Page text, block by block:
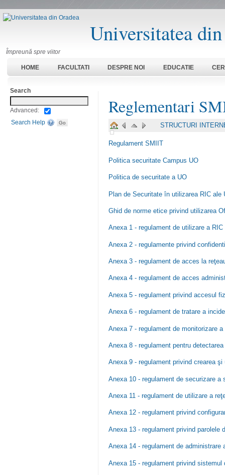
Universitatea
Împreună spre viitor
HOME FACULTATI DESPRE NOI EDUCATIE
Reglementari
STRUCTURI
Regulament SMIIT
Politica securitate Campus UO
Politica de securitate a UO
Plan de Securitate în utilizarea RIC ale
Ghid de norme etice privind utilizarea
Anexa 1 - regulament de utilizare a RIC
Anexa 2 - regulamente privind
Anexa 3 - regulament de acces la
Anexa 4 - regulament de acces
Anexa 5 - regulament privind accesul
Anexa 6 - regulament de tratare a
Anexa 7 - regulament de monitorizare
Anexa 8 - regulament pentru
Anexa 9 - regulament privind crearea
Anexa 10 - regulament de securizare a
Anexa 11 - regulament de utilizare a
Anexa 12 - regulament privind
Anexa 13 - regulament privind parolele
Anexa 14 - regulament de administrare
Anexa 15 - regulament privind sistemul
Search
Advanced:
Search Help